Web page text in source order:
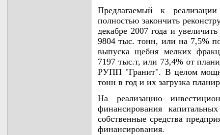
Предлагаемый к
полностью закончить
декабре 2007 года и
9804 тыс. тонн, или на 7,5%
выпуска щебня мелких
7197 тыс.т, или 73,4% от
РУПП "Гранит". В целом
тонн в год и их загрузка
На реализацию
финансирования
собственные средства
финансирования.